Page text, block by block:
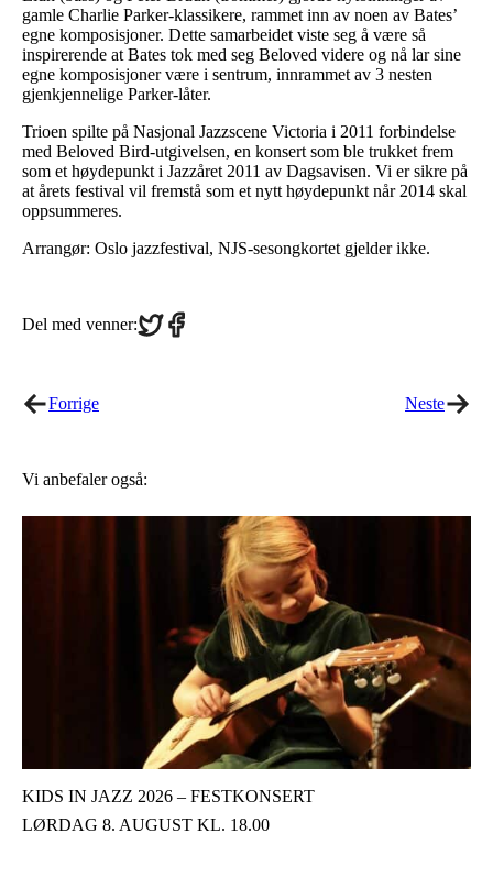
gamle Charlie Parker-klassikere, rammet inn av noen av Bates’
egne komposisjoner. Dette samarbeidet viste seg å være så
inspirerende at Bates tok med seg Beloved videre og nå lar sine
egne komposisjoner være i sentrum, innrammet av 3 nesten
gjenkjennelige Parker-låter.
Trioen spilte på Nasjonal Jazzscene Victoria i 2011 forbindelse
med Beloved Bird-utgivelsen, en konsert som ble trukket frem
som et høydepunkt i Jazzåret 2011 av Dagsavisen. Vi er sikre på
at årets festival vil fremstå som et nytt høydepunkt når 2014 skal
oppsummeres.
Arrangør: Oslo jazzfestival, NJS-sesongkortet gjelder ikke.
Del med venner:Share
on
Share
on
Forrige Neste
Vi anbefaler også:
KIDS IN JAZZ 2026 – FESTKONSERT
LØRDAG 8. AUGUST KL. 18.00